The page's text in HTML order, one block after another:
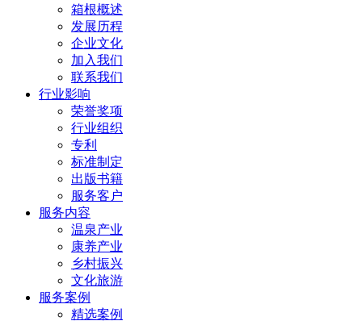
箱根概述
发展历程
企业文化
加入我们
联系我们
行业影响
荣誉奖项
行业组织
专利
标准制定
出版书籍
服务客户
服务内容
温泉产业
康养产业
乡村振兴
文化旅游
服务案例
精选案例